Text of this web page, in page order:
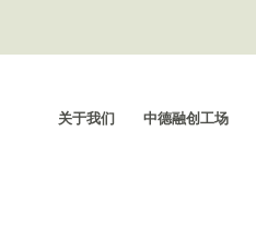
关于我们 中德融创工场